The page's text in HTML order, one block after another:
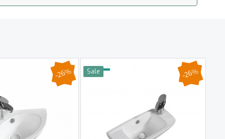
-26% Sale -26%